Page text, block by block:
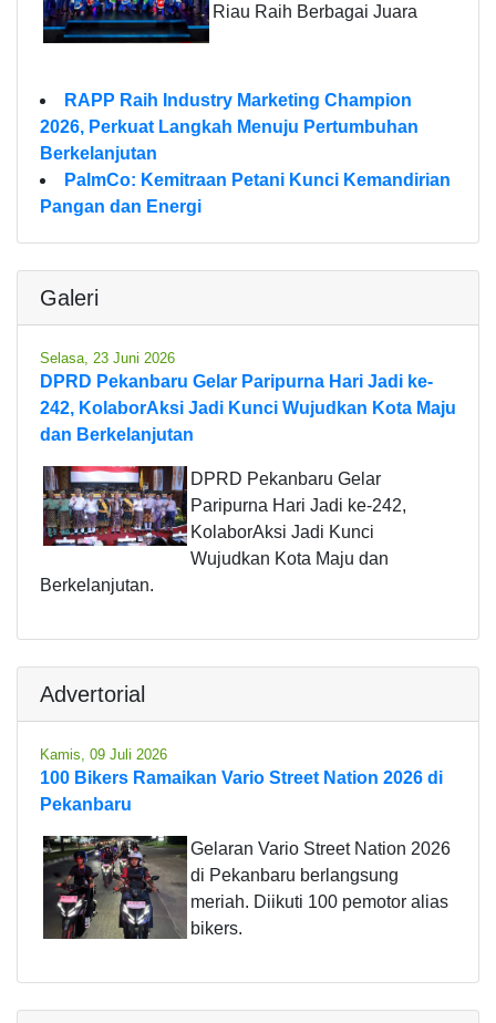
Riau Raih Berbagai Juara
RAPP Raih Industry Marketing Champion
2026, Perkuat Langkah Menuju Pertumbuhan
Berkelanjutan
PalmCo: Kemitraan Petani Kunci Kemandirian
Pangan dan Energi
Galeri
Selasa, 23 Juni 2026
DPRD Pekanbaru Gelar Paripurna Hari Jadi ke-
242, KolaborAksi Jadi Kunci Wujudkan Kota Maju
dan Berkelanjutan
DPRD Pekanbaru Gelar
Paripurna Hari Jadi ke-242,
KolaborAksi Jadi Kunci
Wujudkan Kota Maju dan
Berkelanjutan.
Advertorial
Kamis, 09 Juli 2026
100 Bikers Ramaikan Vario Street Nation 2026 di
Pekanbaru
Gelaran Vario Street Nation 2026
di Pekanbaru berlangsung
meriah. Diikuti 100 pemotor alias
bikers.